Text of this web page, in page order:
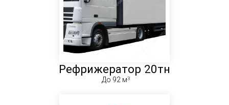
Рефрижератор 20тн
До 92 м